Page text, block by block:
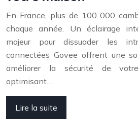
En France, plus de 100 000
chaque année. Un éclairage
majeur pour dissuader les
connectées Govee offrent une
améliorer la sécurité de
optimisant…
Lire la suite